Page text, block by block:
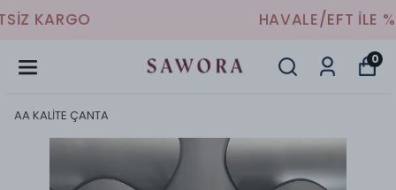
HAVALE/EFT İLE %10 İNDİRİM
0
AA KALİTE ÇANTA